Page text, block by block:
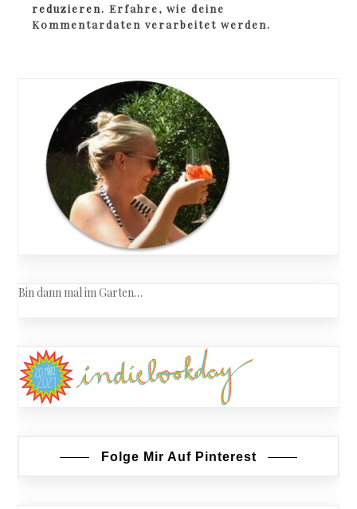
reduzieren.Erfahre, wie deine
Kommentardaten verarbeitet werden.
Bin dann mal im Garten…
Folge Mir Auf Pinterest